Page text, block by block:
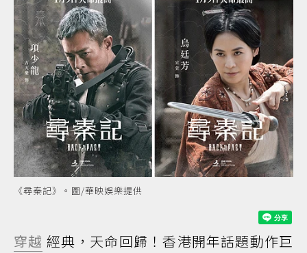
《尋秦記》。圖/華映娛樂提供
穿越 經典，天命回歸！香港開年話題動作巨